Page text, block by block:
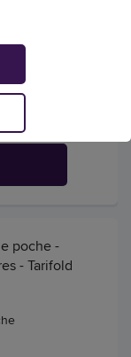
cm -
EN 24/48H
poche -
- Tarifold